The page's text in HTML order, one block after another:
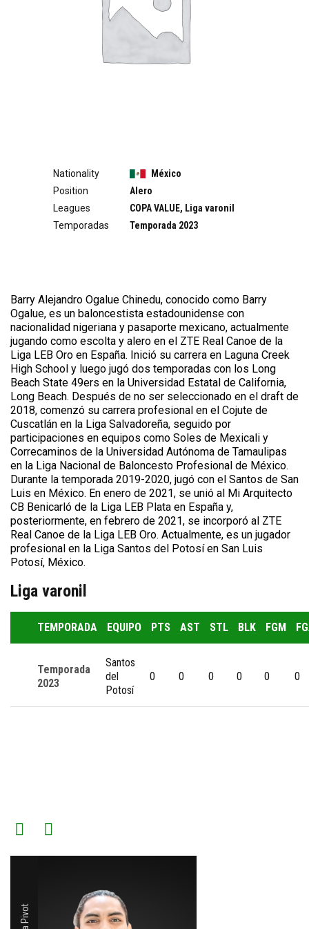
Nationality
México
Position
Alero
Leagues
COPA VALUE, Liga varonil
Temporadas
Temporada 2023
Barry Alejandro Ogalue Chinedu, conocido como Barry
Ogalue, es un baloncestista estadounidense con
nacionalidad nigeriana y pasaporte mexicano, actualmente
jugando como escolta y alero en el ZTE Real Canoe de la
Liga LEB Oro en España. Inició su carrera en Laguna Creek
High School y luego jugó dos temporadas con los Long
Beach State 49ers en la Universidad Estatal de California,
Long Beach. Después de no ser seleccionado en el draft de
2018, comenzó su carrera profesional en el Cojute de
Cuscatlán en la Liga Salvadoreña, seguido por
participaciones en equipos como Soles de Mexicali y
Correcaminos de la Universidad Autónoma de Tamaulipas
en la Liga Nacional de Baloncesto Profesional de México.
Durante la temporada 2019-2020, jugó con el Santos de San
Luis en México. En enero de 2021, se unió al Mi Arquitecto
CB Benicarló de la Liga LEB Plata en España y,
posteriormente, en febrero de 2021, se incorporó al ZTE
Real Canoe de la Liga LEB Oro. Actualmente, es un jugador
profesional en la Liga Santos del Potosí en San Luis
Potosí, México.
Liga varonil
TEMPORADA EQUIPO PTS AST STL BLK FGM
Temporada
2023
Santos
del
Potosí
0 0 0 0 0 0
Ala Pivot